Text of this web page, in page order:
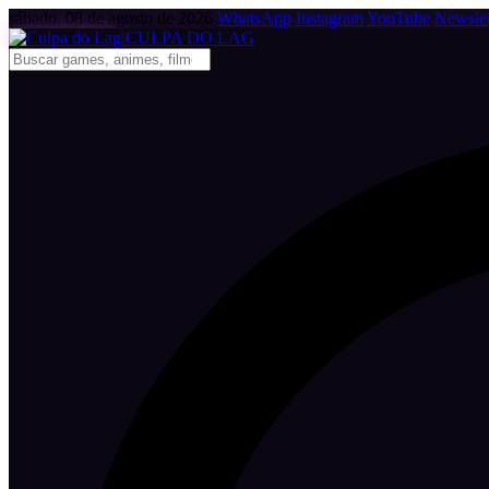
sábado, 08 de agosto de 2026 WhatsApp InstagramYouTube
CULPA DO LAG